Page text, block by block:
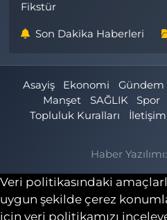
Fikstür
Son Dakika Haberleri
Asayiş Ekonomi Gündem
Manşet
SAĞLIK Spor
Topluluk Kuralları
İletişim
Haber Yazılımı:
Veri politikasındaki
uygun şekilde çerez
için veri politikamızı